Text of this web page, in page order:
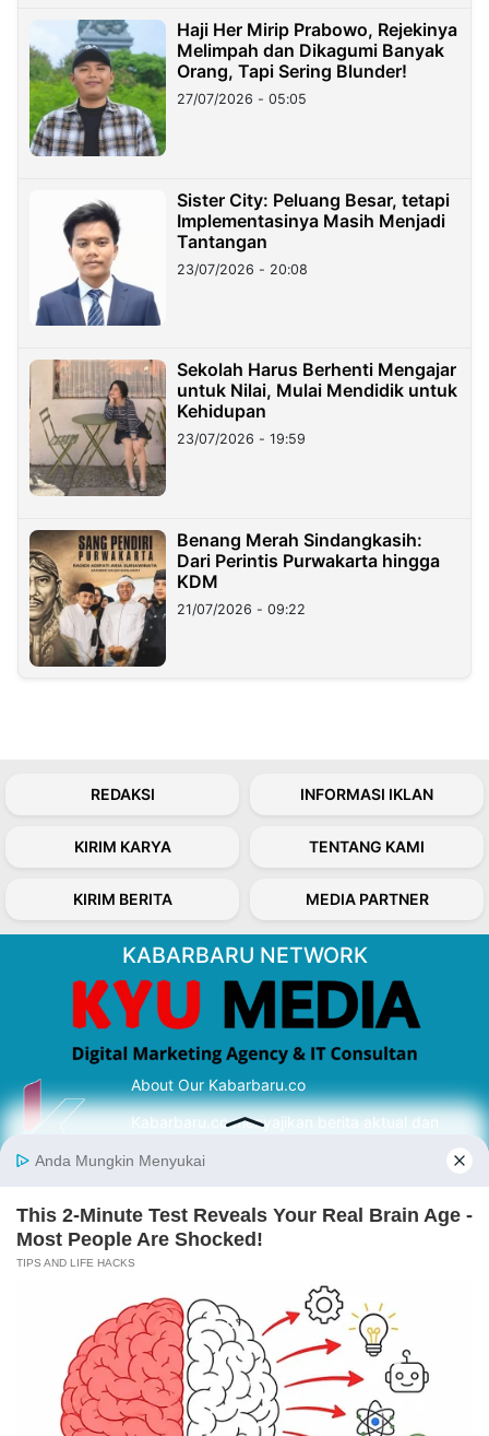
Haji Her Mirip Prabowo, Rejekinya
Melimpah dan Dikagumi Banyak
Orang, Tapi Sering Blunder!
27/07/2026 - 05:05
Sister City: Peluang Besar, tetapi
Implementasinya Masih Menjadi
Tantangan
23/07/2026 - 20:08
Sekolah Harus Berhenti Mengajar
untuk Nilai, Mulai Mendidik untuk
Kehidupan
23/07/2026 - 19:59
Benang Merah Sindangkasih:
Dari Perintis Purwakarta hingga
KDM
21/07/2026 - 09:22
REDAKSI INFORMASI IKLAN
KIRIM KARYA TENTANG KAMI
KIRIM BERITA MEDIA PARTNER
KABARBARU NETWORK
About Our Kabarbaru.co
Kabarbaru.co menyajikan berita aktual dan
serta terverifikasi dari sumber yang tepat.
Follow Kabarbaru
Kabarbaru.co
Copyright © 2026. All rights reserved